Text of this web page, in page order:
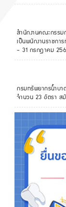
สำนักงานคณะกรร
เป็นพนักงานราชกา
- 31 กรกฎาคม
กรมทรัพยากรน้ำบา
จำนวน 23 อัตรา ส